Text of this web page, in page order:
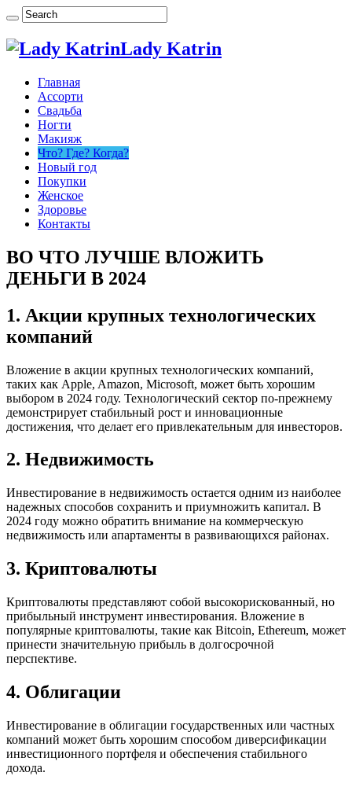
Lady Katrin
Главная
Ассорти
Свадьба
Ногти
Макияж
Что? Где? Когда?
Новый год
Покупки
Женское
Здоровье
Контакты
ВО ЧТО ЛУЧШЕ ВЛОЖИТЬ
ДЕНЬГИ В 2024
1. Акции крупных технологических
компаний
Вложение в акции крупных технологических компаний,
таких как Apple, Amazon, Microsoft, может быть хорошим
выбором в 2024 году. Технологический сектор по-прежнему
демонстрирует стабильный рост и инновационные
достижения, что делает его привлекательным для инвесторов.
2. Недвижимость
Инвестирование в недвижимость остается одним из наиболее
надежных способов сохранить и приумножить капитал. В
2024 году можно обратить внимание на коммерческую
недвижимость или апартаменты в развивающихся районах.
3. Криптовалюты
Криптовалюты представляют собой высокорискованный, но
прибыльный инструмент инвестирования. Вложение в
популярные криптовалюты, такие как Bitcoin, Ethereum, может
принести значительную прибыль в долгосрочной
перспективе.
4. Облигации
Инвестирование в облигации государственных или частных
компаний может быть хорошим способом диверсификации
инвестиционного портфеля и обеспечения стабильного
дохода.